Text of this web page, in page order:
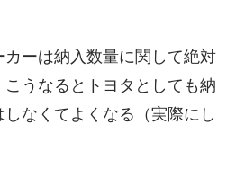
カーは納入数量に関して絶対
うなるとトヨタとしても納
なくてよくなる（実際にし